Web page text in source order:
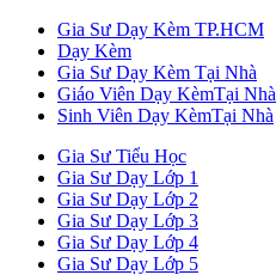
Gia Sư Dạy Kèm TP.HCM
Dạy Kèm
Gia Sư Dạy Kèm Tại Nhà
Giáo Viên Dạy KèmTại Nhà
Sinh Viên Dạy KèmTại Nhà
Gia Sư Tiểu Học
Gia Sư Dạy Lớp 1
Gia Sư Dạy Lớp 2
Gia Sư Dạy Lớp 3
Gia Sư Dạy Lớp 4
Gia Sư Dạy Lớp 5